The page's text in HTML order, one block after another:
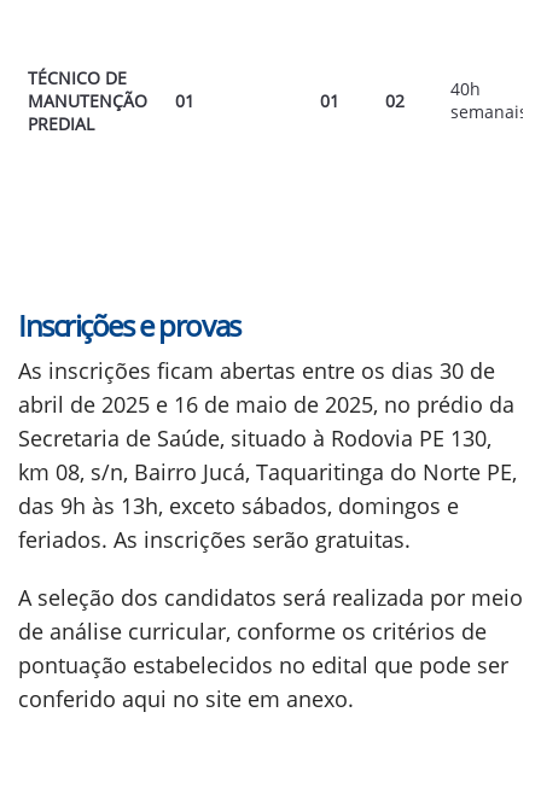
TÉCNICO DE
MANUTENÇÃO
PREDIAL
01 01 02
40h
semanais
Inscrições e provas
As inscrições ficam abertas entre os dias 30 de
abril de 2025 e 16 de maio de 2025, no prédio da
Secretaria de Saúde, situado à Rodovia PE 130,
km 08, s/n, Bairro Jucá, Taquaritinga do Norte PE,
das 9h às 13h, exceto sábados, domingos e
feriados. As inscrições serão gratuitas.
A seleção dos candidatos será realizada por meio
de análise curricular, conforme os critérios de
pontuação estabelecidos no edital que pode ser
conferido aqui no site em anexo.